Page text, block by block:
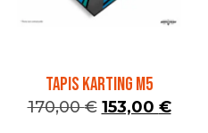
TAPIS KARTING M5
170,00€ 153,00 €